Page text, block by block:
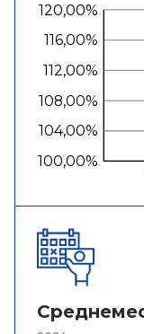
100,00%
104,00%
108,00%
112,00%
116,00%
120,00%